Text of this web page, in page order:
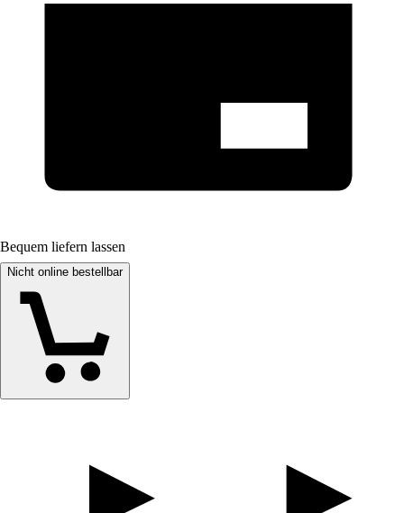
Bequem liefern lassen
Nicht online bestellbar